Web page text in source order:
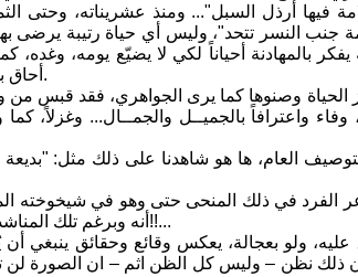
فيها أرذل السبل"... ومنذ عشريناته، وحتى
جنب النسر تتحد"، وليس أي حياة رتيبة يرضى
يفكر بالمهادنة أحياناً لكي لا يضيّع يومه،
أحاق بها "ما لم يحقه بروما عسف نيرون" بحسب قصيدته الذائعة "دجلة الخير" عام 1962.
وفاء واعترافاً بالجميــل والجمــال...
الفرد في ذلك المنحى حتى وهو في شيخوخته
أنه وبرغم تلك المناشدة، وذلك الاعتراف، عاد وبتصميم عارم ليكتب "لا وعينيك لن أتوب" أوائل الثمانينات!!...
ولو بعجالة، يعكس وقائع وحقائق ينبغي
ذلك نظن – وليس كل الظن اثم – ان الصورة